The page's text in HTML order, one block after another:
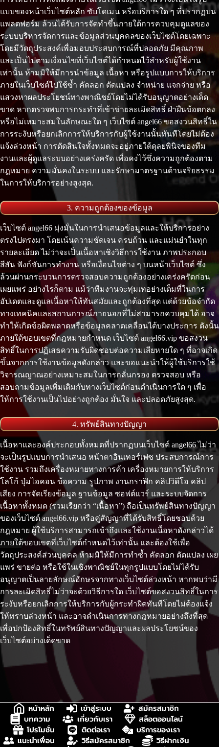
แบบของหน้าเว็บไซต์หลัก ซับโดเมน หรือบริการใด ๆ ที่ปรากฏบน
แพลตฟอร์ม ล้วนได้รับการจัดทำขึ้นภายใต้การควบคุมดูแลของ
ระบบบริหารจัดการและข้อมูลส่วนบุคคลของเว็บไซต์โดยเฉพาะ
โดยมีวัตถุประสงค์เพื่อมอบประสบการณ์ที่ปลอดภัย มีคุณภาพ
และเป็นไปตามเงื่อนไขที่เว็บไซต์ได้กำหนดไว้สำหรับผู้ใช้งาน
เท่านั้น ห้ามมิให้มีการนำข้อมูล เนื้อหา หรือรูปแบบการให้บริการ
ภายในเว็บไซต์ไปใช้ซ้ำ คัดลอก ดัดแปลง จำหน่าย แจกจ่าย หรือ
แสวงหาผลประโยชน์ทางพาณิชย์โดยไม่ได้รับอนุญาตอย่างเด็ด
ขาด หากตรวจพบการกระทำที่เข้าข่ายละเมิดสิทธิ์ ฝ่าฝืนข้อตกลง
หรือไม่เหมาะสมในลักษณะใด ๆ เว็บไซต์ angel66 ขอสงวนสิทธิ์ใน
การระงับหรือยกเลิกการให้บริการกับผู้ใช้งานนั้นทันทีโดยไม่ต้อง
แจ้งล่วงหน้า การตัดสินใจทั้งหมดจะอยู่ภายใต้ดุลยพินิจของทีม
งานและผู้ดูแลระบบอย่างเคร่งครัด เพื่อคงไว้ซึ่งความถูกต้องตาม
กฎหมาย ความมั่นคงในระบบ และรักษามาตรฐานด้านจริยธรรม
ในการให้บริการอย่างสูงสุด.
3. ความถูกต้องของข้อมูล
เว็บไซต์ angel66 มุ่งมั่นในการนำเสนอข้อมูลและให้บริการอย่าง
ตรงไปตรงมา โดยเน้นความชัดเจน ครบถ้วน และแม่นยำในทุก
รายละเอียด ไม่ว่าจะเป็นเนื้อหาเชิงวิธีการใช้งาน ภาพประกอบ
สีสัน ฟังก์ชันการทำงาน หรือเงื่อนไขต่าง ๆ บนหน้าเว็บไซต์ ซึ่ง
ล้วนผ่านกระบวนการตรวจสอบความถูกต้องอย่างเคร่งครัดก่อน
เผยแพร่ อย่างไรก็ตาม แม้ว่าทีมงานจะทุ่มเทอย่างเต็มที่ในการ
อัปเดตและดูแลเนื้อหาให้ทันสมัยและถูกต้องที่สุด แต่ด้วยข้อจำกัด
ทางเทคนิคและสถานการณ์ภายนอกที่ไม่สามารถควบคุมได้ อาจ
ทำให้เกิดข้อผิดพลาดหรือข้อมูลคลาดเคลื่อนได้บางประการ ดังนั้น
ภายใต้ขอบเขตที่กฎหมายกำหนด เว็บไซต์ angel66.vip ขอสงวน
สิทธิ์ในการปฏิเสธความรับผิดชอบต่อความเสียหายใด ๆ ที่อาจเกิด
ขึ้นจากการใช้งานข้อมูลดังกล่าว และขอแนะนำให้ผู้ใช้บริการใช้
วิจารณญาณอย่างเหมาะสมในการกลั่นกรอง ตรวจสอบ หรือ
สอบถามข้อมูลเพิ่มเติมกับทางเว็บไซต์ก่อนดำเนินการใด ๆ เพื่อ
ให้การใช้งานเป็นไปอย่างถูกต้อง มั่นใจ และปลอดภัยสูงสุด.
4. ทรัพย์สินทางปัญญา
เนื้อหาและองค์ประกอบทั้งหมดที่ปรากฏบนเว็บไซต์ angel66 ไม่ว่า
จะเป็นรูปแบบการนำเสนอ หน้าตาอินเทอร์เฟซ ประสบการณ์การ
ใช้งาน รวมถึงเครื่องหมายทางการค้า เครื่องหมายการให้บริการ
โลโก้ ปุ่มไอคอน ข้อความ รูปภาพ งานกราฟิก คลิปวิดีโอ คลิป
เสียง การจัดเรียงข้อมูล ฐานข้อมูล ซอฟต์แวร์ และระบบจัดการ
เนื้อหาทั้งหมด (รวมเรียกว่า “เนื้อหา”) ถือเป็นทรัพย์สินทางปัญญา
ของเว็บไซต์ angel66.vip หรือคู่สัญญาที่ได้รับสิทธิ์โดยชอบด้วย
กฎหมาย ผู้ใช้บริการสามารถเข้าถึงและใช้งานเนื้อหาดังกล่าวได้
ภายใต้ขอบเขตที่เว็บไซต์กำหนดไว้เท่านั้น และต้องใช้เพื่อ
วัตถุประสงค์ส่วนบุคคล ห้ามมิให้มีการทำซ้ำ คัดลอก ดัดแปลง เผย
แพร่ ขายต่อ หรือใช้ในเชิงพาณิชย์ในทุกรูปแบบโดยไม่ได้รับ
อนุญาตเป็นลายลักษณ์อักษรจากทางเว็บไซต์ล่วงหน้า หากพบว่ามี
การละเมิดสิทธิ์ไม่ว่าจะด้วยวิธีการใด เว็บไซต์ขอสงวนสิทธิ์ในการ
ระงับหรือยกเลิกการให้บริการกับผู้กระทำผิดทันทีโดยไม่ต้องแจ้ง
ให้ทราบล่วงหน้า และอาจดำเนินการทางกฎหมายอย่างถึงที่สุด
เพื่อปกป้องสิทธิ์ในทรัพย์สินทางปัญญาและผลประโยชน์ของ
เว็บไซต์อย่างเด็ดขาด
หน้าหลัก เข้าสู่ระบบ
สมัครสมาชิก
บทความ
เกี่ยวกับเรา
สล็อตออนไลน์
โปรโมชั่น
ติดต่อเรา
บริการของเรา
แนะนำเพื่อน
วิธีสมัครสมาชิก
วิธีฝากเงิน